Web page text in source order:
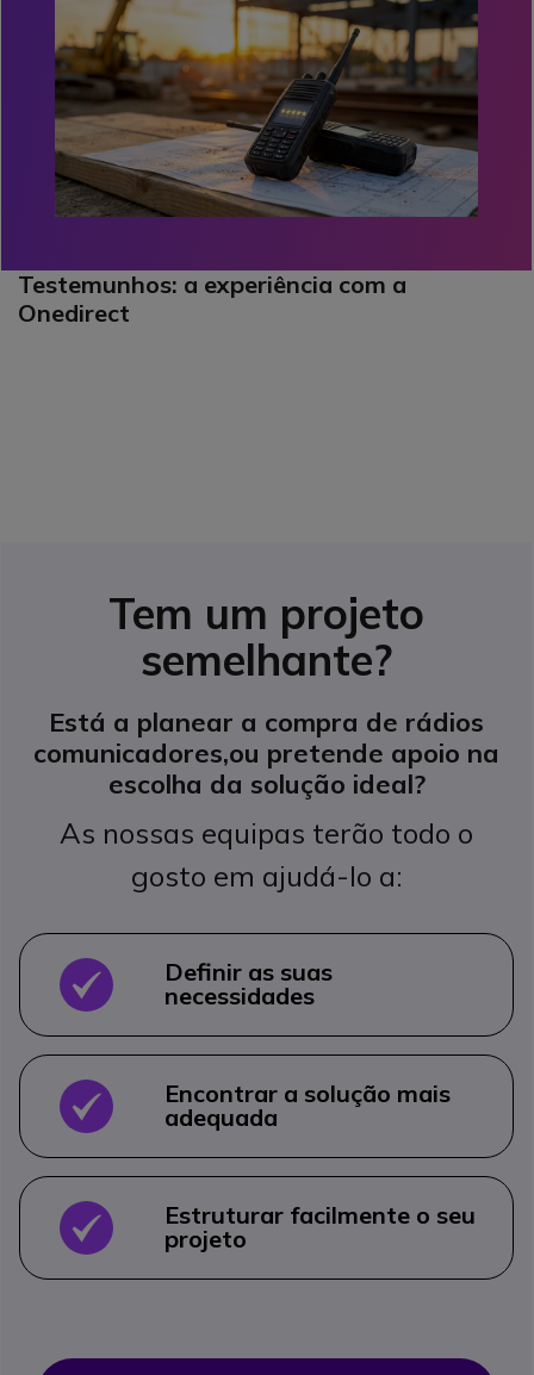
Testemunhos: a experiência com a
Onedirect
Tem um projeto
semelhante?
Está a planear a compra de rádios
comunicadores,ou pretende apoio na
escolha da solução ideal?
As nossas equipas terão todo o
gosto em ajudá-lo a:
OK
Definir as suas
necessidades
OK
Encontrar a solução mais
adequada
OK
Estruturar facilmente o seu
projeto